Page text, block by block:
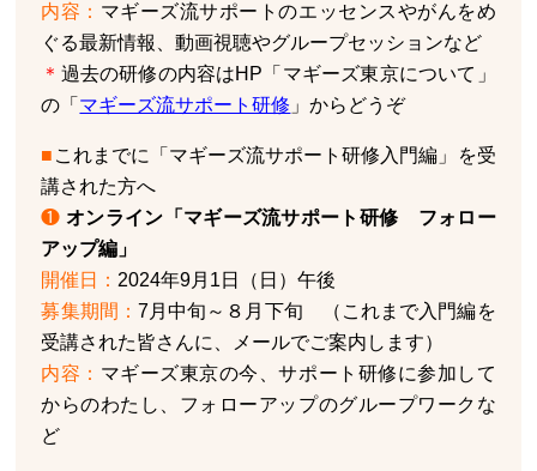
内容： マギーズ流サポートのエッセンスやがんをめ
ぐる最新情報、動画視聴やグループセッションなど
＊ 過去の研修の内容はHP「マギーズ東京について」
の「 マギーズ流サポート研修 」からどうぞ
■ これまでに「マギーズ流サポート研修入門編」を受
講された方へ
❶ オンライン「マギーズ流サポート研修 フォロー
アップ編」
開催日： 2024年9月1日（日）午後
募集期間： 7月中旬～８月下旬 （これまで入門編を
受講された皆さんに、メールでご案内します）
内容： マギーズ東京の今、サポート研修に参加して
からのわたし、フォローアップのグループワークな
ど